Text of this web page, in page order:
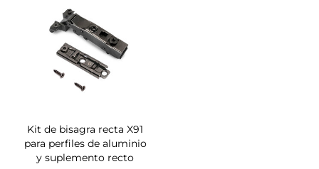
Kit de bisagra recta X91
para perfiles de aluminio
y suplemento recto